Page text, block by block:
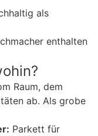
als
enthalten
Raum, dem
ab. Als grobe
Parkett für